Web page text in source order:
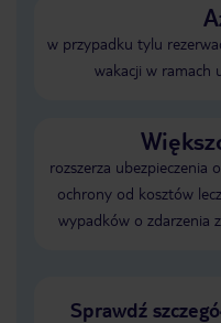
w przypadku tylu
wakacji w ramach
rozszerza ubezpieczenia
ochrony od kosztów
wypadków o zdarzenia
Sprawdź